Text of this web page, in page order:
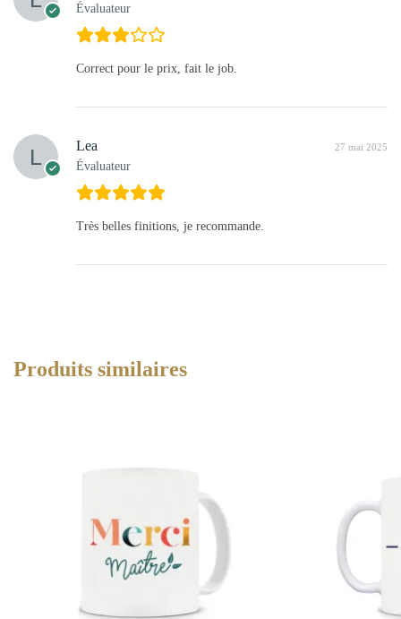
Évaluateur
Correct pour le prix, fait le job.
Lea
Évaluateur
27 mai 2025
Très belles finitions, je recommande.
Produits similaires